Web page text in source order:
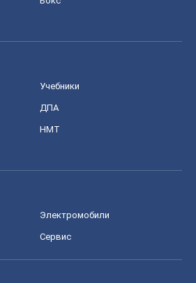
Учебники
ДПА
НМТ
Электромобили
Сервис